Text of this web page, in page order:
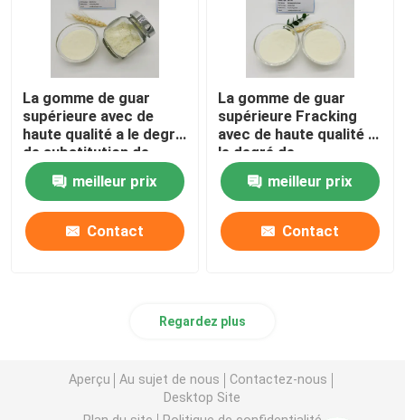
Additifs de fabrication du papier
Additif de peinture
Pâte de gomme de guar
Boue de gomme de guar
La gomme de guar
supérieure avec de
haute qualité a le degré
de substitution de
grande viscosité et
moyen pour rompre le
fluide
meilleur prix
Contact
La gomme de guar
supérieure Fracking
avec de haute qualité a
le degré de
substitution de grande
viscosité et moyen
pour rompre le fluide
meilleur prix
Contact
Regardez plus
Aperçu Au sujet de nous
Contactez-nous
Desktop Site